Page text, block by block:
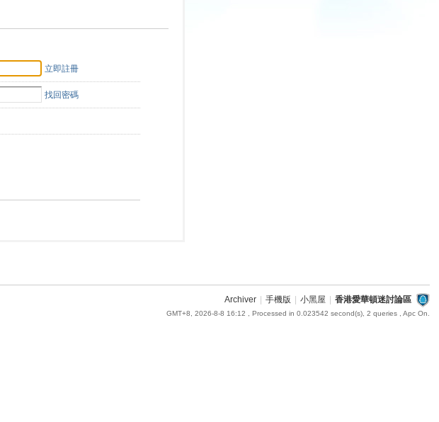
立即註冊
找回密碼
Archiver 手機版 小黑屋 香港愛華頓迷討論區
GMT+8, 2026-8-8 16:12 , Processed in 0.023542 second(s), 2 queries , Apc On.